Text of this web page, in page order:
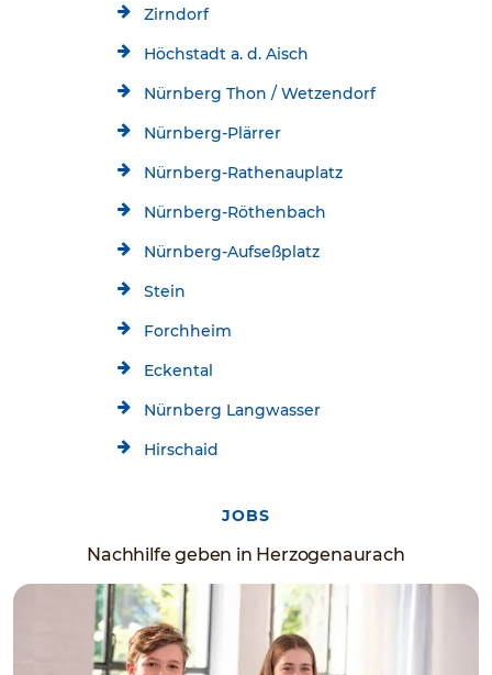
Zirndorf
Höchstadt a. d. Aisch
Nürnberg Thon / Wetzendorf
Nürnberg-Plärrer
Nürnberg-Rathenauplatz
Nürnberg-Röthenbach
Nürnberg-Aufseßplatz
Stein
Forchheim
Eckental
Nürnberg Langwasser
Hirschaid
JOBS
Nachhilfe geben in Herzogenaurach